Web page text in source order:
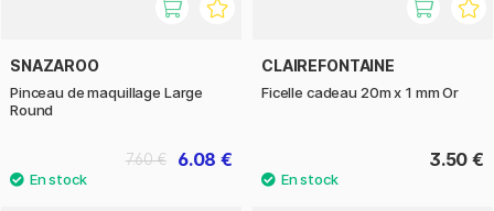
SNAZAROO
Pinceau de maquillage Large
Round
6.08 €
7.60 €
CLAIREFONTAINE
Ficelle cadeau 20m x 1 mm Or
3.50 €